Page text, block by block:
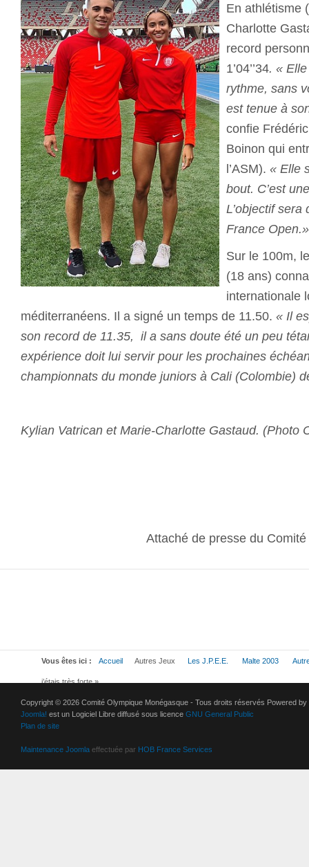
En athlétisme
Charlotte
record
1’04’’34. «
rythme, sans
est tenue à
confie
Boinon qui
l’ASM). « Elle
bout. C’est
L’objectif
France Open.»
Sur le 100m,
(18 ans)
internationale
méditerranéens. Il a signé un temps de 11.50. « Il
son record de 11.35, il a sans doute été un peu
expérience doit lui servir pour les prochaines
championnats du monde juniors à Cali (Colombie)
Kylian Vatrican et Marie-Charlotte Gastaud. (Photo
Attaché de presse du
Vous êtes ici : Accueil Autres Jeux Les J.P.E.E. Malte 2003
j’étais très forte »
Copyright © 2026 Comité Olympique Monégasque - Tous droits réservés Powered by
Joomla! est un Logiciel Libre diffusé sous licence GNU General Public
Plan de site
Maintenance Joomla effectuée par HOB France Services